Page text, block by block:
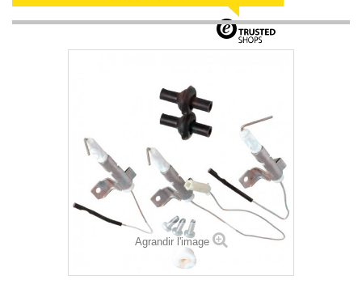
Agrandir l'image